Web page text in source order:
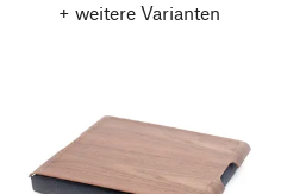
+ weitere Varianten